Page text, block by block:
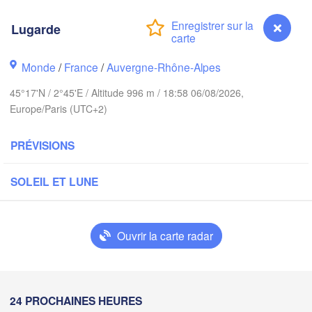
Lugarde
Monde /France /Auvergne-Rhône-Alpes
45°17'N / 2°45'E / Altitude 996 m / 18:58 06/08/2026,
Europe/Paris (UTC+2)
PRÉVISIONS
SOLEIL ET LUNE
Ouvrir la carte radar
24 PROCHAINES HEURES
Köln
Bruxelles
- Brussel
Rouen
FRANCE
Lugarde